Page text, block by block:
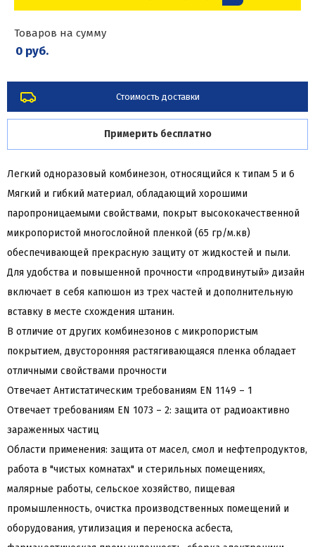
Товаров на сумму
0 руб.
Стоимость доставки
Примерить бесплатно
Легкий одноразовый комбинезон, относящийся к типам 5 и 6
Mягкий и гибкий материал, обладающий хорошими
паропроницаемыми свойствами, покрыт высококачественной
микропористой многослойной пленкой (65 гр/м.кв)
обеспечивающей прекрасную защиту от жидкостей и пыли.
Для удобства и повышенной прочности «продвинутый» дизайн
включает в себя капюшон из трех частей и дополнительную
вставку в месте схождения штанин.
В отличие от других комбинезонов с микропористым
покрытием, двусторонняя растягивающаяся пленка обладает
отличными свойствами прочности
Отвечает Антистатическим требованиям EN 1149 – 1
Отвечает требованиям EN 1073 – 2: защита от радиоактивно
зараженных частиц
Области применения: защита от масел, смол и нефтепродуктов,
работа в "чистых комнатах" и стерильных помещениях,
малярные работы, сельское хозяйство, пищевая
промышленность, очистка производственных помещений и
оборудования, утилизация и переноска асбеста,